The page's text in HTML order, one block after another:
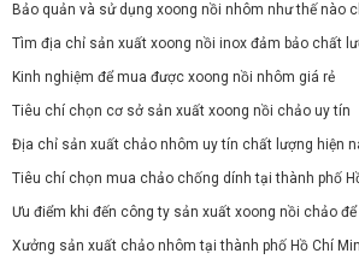
Bảo quản và sử dụng xoong nồi nhôm như thế nào
Tìm địa chỉ sản xuất xoong nồi inox đảm bảo chất
Kinh nghiệm để mua được xoong nồi nhôm giá rẻ
Tiêu chí chọn cơ sở sản xuất xoong nồi chảo uy tín
Địa chỉ sản xuất chảo nhôm uy tín chất lượng hiện
Tiêu chí chọn mua chảo chống dính tại thành phố
Ưu điểm khi đến công ty sản xuất xoong nồi chảo
Xưởng sản xuất chảo nhôm tại thành phố Hồ Chí